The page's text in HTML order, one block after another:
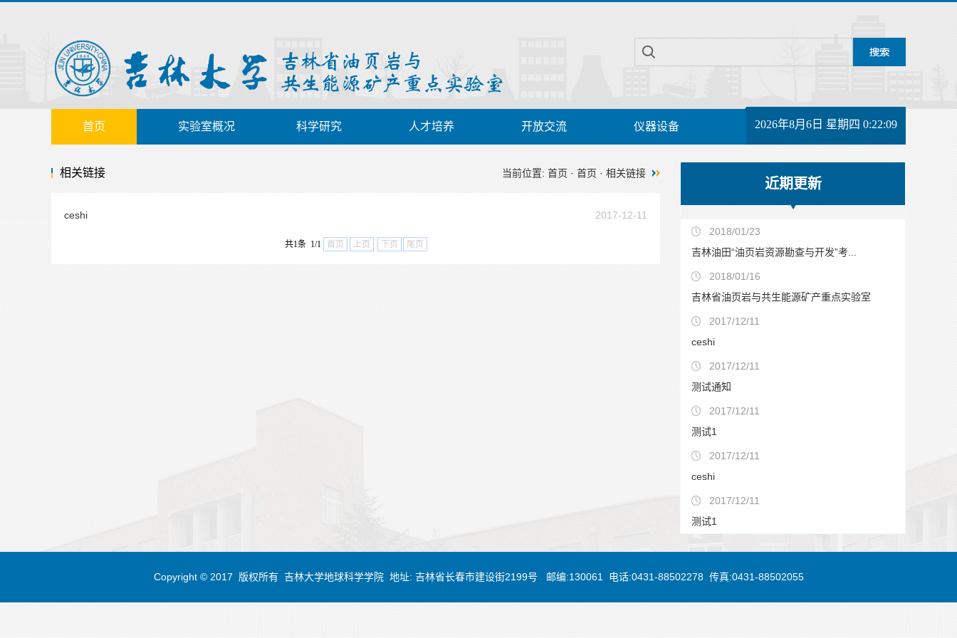
2026年8月6日 星期四 0:22:10
首页 实验室概况 科学研究 人才培养 开放交流 仪器设备
近期更新
2018/01/23
吉林油田“油页岩资源勘查与开发”考...
2018/01/16
吉林省油页岩与共生能源矿产重点实验室
2017/12/11
ceshi
2017/12/11
测试通知
2017/12/11
测试1
2017/12/11
ceshi
2017/12/11
测试1
当前位置: 首页 · 首页 · 相关链接
相关链接
2017-12-11
ceshi
共1条 1/1 首页 上页 下页 尾页
Copyright © 2017 版权所有 吉林大学地球科学学院 地址: 吉林省长春市建设街2199号 邮编:130061 电话:0431-88502278 传真:0431-88502055